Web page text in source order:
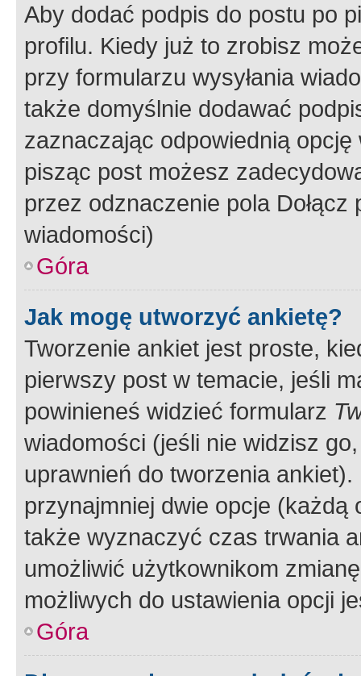
Aby dodać podpis do postu po
profilu. Kiedy już to zrobisz
przy formularzu wysyłania
także domyślnie dodawać
zaznaczając odpowiednią
pisząc post możesz
przez odznaczenie pola
wiadomości)
Góra
Jak mogę utworzyć ankietę?
Tworzenie ankiet jest proste,
pierwszy post w temacie, jeśli
powinieneś widzieć formularz
wiadomości (jeśli nie widzisz
uprawnień do tworzenia
przynajmniej dwie opcje
także wyznaczyć czas trwania
umożliwić użytkownikom
możliwych do ustawienia opcji
Góra